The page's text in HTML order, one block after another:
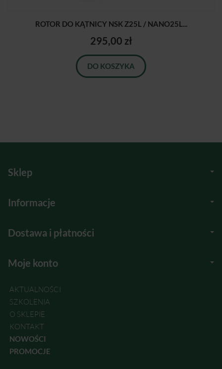
ROTOR DO KĄTNICY NSK Z25L / NANO25L...
295,00 zł
DO KOSZYKA
Sklep
Informacje
Dostawa i płatności
Moje konto
AKTUALNOŚCI
SZKOLENIA
O SKLEPIE
KONTAKT
NOWOŚCI
PROMOCJE